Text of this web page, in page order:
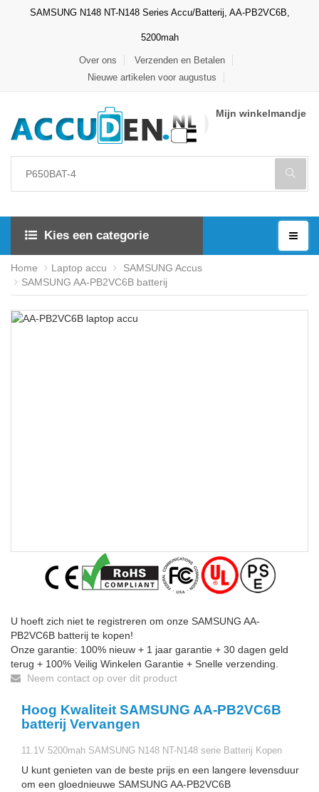
SAMSUNG N148 NT-N148 Series Accu/Batterij, AA-PB2VC6B,
5200mah
Over ons
Verzenden en Betalen
Nieuwe artikelen voor augustus
Mijn winkelmandje
Kies een categorie
Home Laptop accu
SAMSUNG Accus
SAMSUNG AA-PB2VC6B batterij
U hoeft zich niet te registreren om onze SAMSUNG AA-
PB2VC6B batterij te kopen!
Onze garantie: 100% nieuw + 1 jaar garantie + 30 dagen geld
terug + 100% Veilig Winkelen Garantie + Snelle verzending.
Neem contact op over dit product
Hoog Kwaliteit SAMSUNG AA-PB2VC6B
batterij Vervangen
11.1V 5200mah SAMSUNG N148 NT-N148 serie Batterij Kopen
U kunt genieten van de beste prijs en een langere levensduur
om een gloednieuwe SAMSUNG AA-PB2VC6B